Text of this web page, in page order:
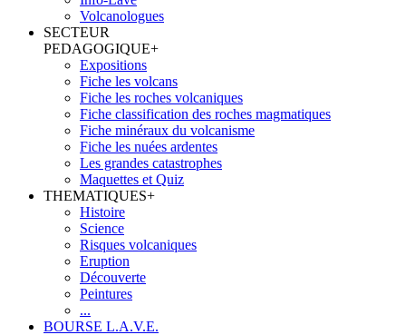
Volcanologues
SECTEUR
PEDAGOGIQUE+
Expositions
Fiche les volcans
Fiche les roches volcaniques
Fiche classification des roches magmatiques
Fiche minéraux du volcanisme
Fiche les nuées ardentes
Les grandes catastrophes
Maquettes et Quiz
THEMATIQUES+
Histoire
Science
Risques volcaniques
Eruption
Découverte
Peintures
...
BOURSE L.A.V.E.